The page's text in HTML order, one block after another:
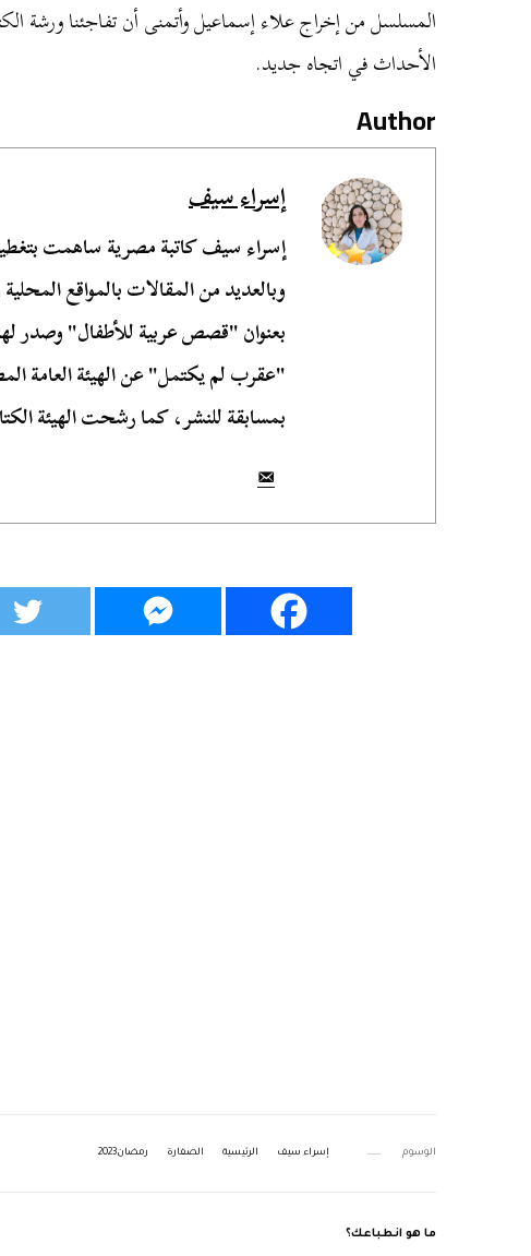
المسلسل من إخراج علاء إسماعيل وأتمنى أن تفاجئنا ورشة
الأحداث في اتجاه جديد.
Author
إسراء سيف
إسراء سيف كاتبة مصرية ساهمت
وبالعديد من المقالات بالمواقع
بعنوان "قصص عربية للأطفال" وصدر
"عقرب لم يكتمل" عن الهيئة العامة
بمسابقة للنشر، كما رشحت الهيئة
الوسوم إسراء سيف الرئيسية الصفارة رمضان2023
ما هو انطباعك؟